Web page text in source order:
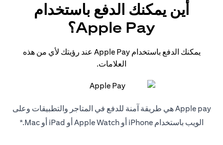
أين يمكنك الدفع باستخدام
Apple Pay؟
يمكنك الدفع باستخدام Apple Pay عند رؤيتك لأي من هذه
العلامات.
Apple pay هي طريقة آمنة للدفع في المتاجر والتطبيقات وعلى
الويب باستخدام iPhone أو Apple Watch أو iPad أو Mac.*